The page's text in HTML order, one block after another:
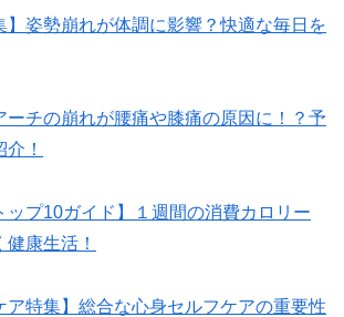
】姿勢崩れが体調に影響？快適な毎日を
ーチの崩れが腰痛や膝痛の原因に！？予
！
ップ10ガイド】１週間の消費カロリー
康生活！
ア特集】総合な心身セルフケアの重要性